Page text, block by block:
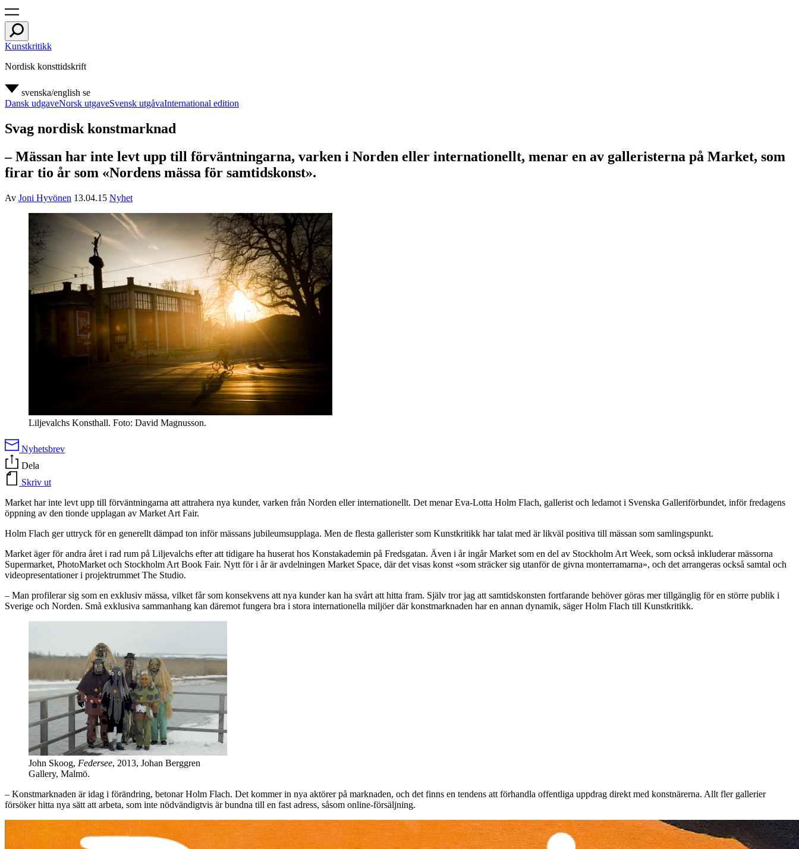
Kunstkritikk
Nordisk konsttidskrift
svenska/english se
Dansk udgaveNorsk utgaveSvensk utgåvaInternational edition
Svag nordisk konstmarknad
– Mässan har inte levt upp till förväntningarna, varken i Norden eller internationellt, menar en av galleristerna på Market, som
firar tio år som «Nordens mässa för samtidskonst».
Av Joni Hyvönen 13.04.15 Nyhet
Liljevalchs Konsthall. Foto: David Magnusson.
Nyhetsbrev
Dela
Skriv ut
Market har inte levt upp till förväntningarna att attrahera nya kunder, varken från Norden eller internationellt. Det menar Eva-Lotta Holm Flach, gallerist och ledamot i Svenska Galleriförbundet, inför fredagens
öppning av den tionde upplagan av Market Art Fair.
Holm Flach ger uttryck för en generellt dämpad ton inför mässans jubileumsupplaga. Men de flesta gallerister som Kunstkritikk har talat med är likväl positiva till mässan som samlingspunkt.
Market äger för andra året i rad rum på Liljevalchs efter att tidigare ha huserat hos Konstakademin på Fredsgatan. Även i år ingår Market som en del av Stockholm Art Week, som också inkluderar mässorna
Supermarket, PhotoMarket och Stockholm Art Book Fair. Nytt för i år är avdelningen Market Space, där det visas konst «som sträcker sig utanför de givna monterramarna», och det arrangeras också samtal och
videopresentationer i projektrummet The Studio.
– Man profilerar sig som en exklusiv mässa, vilket får som konsekvens att nya kunder kan ha svårt att hitta fram. Själv tror jag att samtidskonsten fortfarande behöver göras mer tillgänglig för en större publik i
Sverige och Norden. Små exklusiva sammanhang kan däremot fungera bra i stora internationella miljöer där konstmarknaden har en annan dynamik, säger Holm Flach till Kunstkritikk.
John Skoog, Federsee, 2013, Johan Berggren
Gallery, Malmö.
– Konstmarknaden är idag i förändring, betonar Holm Flach. Det kommer in nya aktörer på marknaden, och det finns en tendens att förhandla offentliga uppdrag direkt med konstnärerna. Allt fler gallerier
försöker hitta nya sätt att arbeta, som inte nödvändigtvis är bundna till en fast adress, såsom online-försäljning.